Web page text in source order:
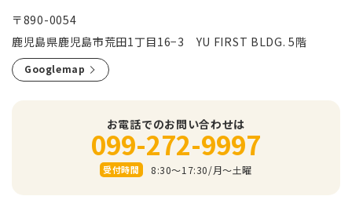
〒890-0054
鹿児島県鹿児島市荒田1丁目16−3 YU FIRST BLDG. 5階
Googlemap
お電話でのお問い合わせは
099-272-9997
受付時間 8:30～17:30/⽉〜⼟曜